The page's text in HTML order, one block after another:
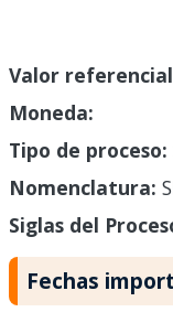
Valor
Moneda:
Tipo de proceso:
Nomenclatura:
Siglas del
Fechas